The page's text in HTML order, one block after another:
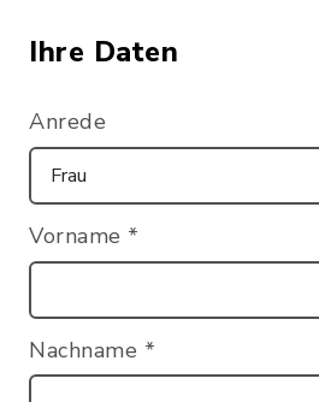
Ihre Daten
Anrede
Vorname *
Nachname *